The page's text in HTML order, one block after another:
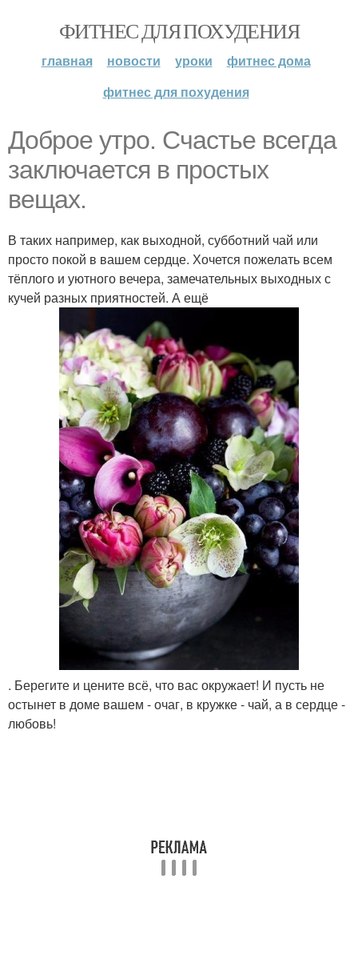
ФИТНЕС ДЛЯ ПОХУДЕНИЯ
главная новости уроки
фитнес дома
фитнес для похудения
Доброе утро. Счастье всегда
заключается в простых
вещах.
В таких например, как выходной, субботний чай или
просто покой в вашем сердце. Хочется пожелать всем
тёплого и уютного вечера, замечательных выходных с
кучей разных приятностей. А ещё
. Берегите и цените всё, что вас окружает! И пусть не
остынет в доме вашем - очаг, в кружке - чай, а в сердце -
любовь!